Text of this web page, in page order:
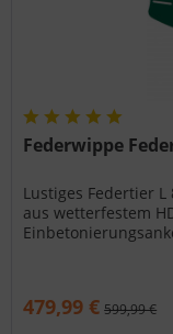
Federwippe
Lustiges Federtier L
aus wetterfestem
479,99 € 599,99 €